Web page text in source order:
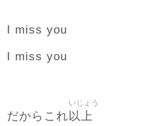
I miss you
I miss you
だからこれ 以上
いじょう